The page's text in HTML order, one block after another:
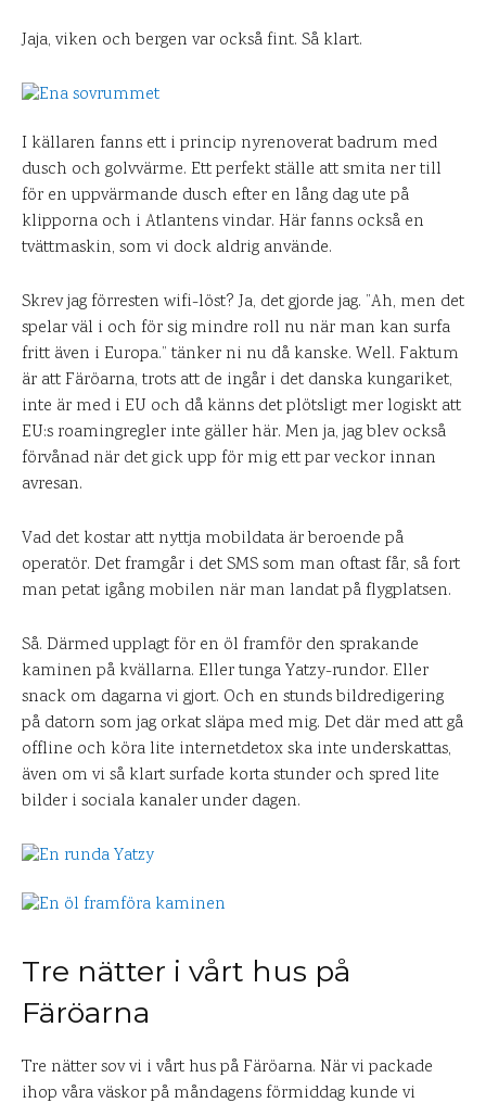
Jaja, viken och bergen var också fint. Så klart.
I källaren fanns ett i princip nyrenoverat badrum med
dusch och golvvärme. Ett perfekt ställe att smita ner till
för en uppvärmande dusch efter en lång dag ute på
klipporna och i Atlantens vindar. Här fanns också en
tvättmaskin, som vi dock aldrig använde.
Skrev jag förresten wifi-löst? Ja, det gjorde jag. ”Ah, men det
spelar väl i och för sig mindre roll nu när man kan surfa
fritt även i Europa.” tänker ni nu då kanske. Well. Faktum
är att Färöarna, trots att de ingår i det danska kungariket,
inte är med i EU och då känns det plötsligt mer logiskt att
EU:s roamingregler inte gäller här. Men ja, jag blev också
förvånad när det gick upp för mig ett par veckor innan
avresan.
Vad det kostar att nyttja mobildata är beroende på
operatör. Det framgår i det SMS som man oftast får, så fort
man petat igång mobilen när man landat på flygplatsen.
Så. Därmed upplagt för en öl framför den sprakande
kaminen på kvällarna. Eller tunga Yatzy-rundor. Eller
snack om dagarna vi gjort. Och en stunds bildredigering
på datorn som jag orkat släpa med mig. Det där med att gå
offline och köra lite internetdetox ska inte underskattas,
även om vi så klart surfade korta stunder och spred lite
bilder i sociala kanaler under dagen.
Tre nätter i vårt hus på
Färöarna
Tre nätter sov vi i vårt hus på Färöarna. När vi packade
ihop våra väskor på måndagens förmiddag kunde vi